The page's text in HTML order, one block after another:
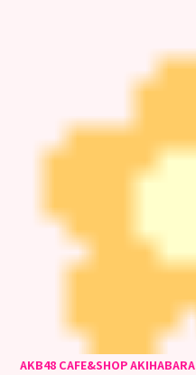
AKB48 CAFE&SHOP AKIHABARA